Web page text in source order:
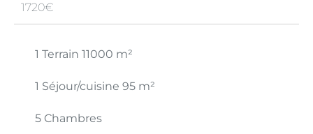
1720€
1 Terrain 11000 m²
1 Séjour/cuisine 95 m²
5 Chambres